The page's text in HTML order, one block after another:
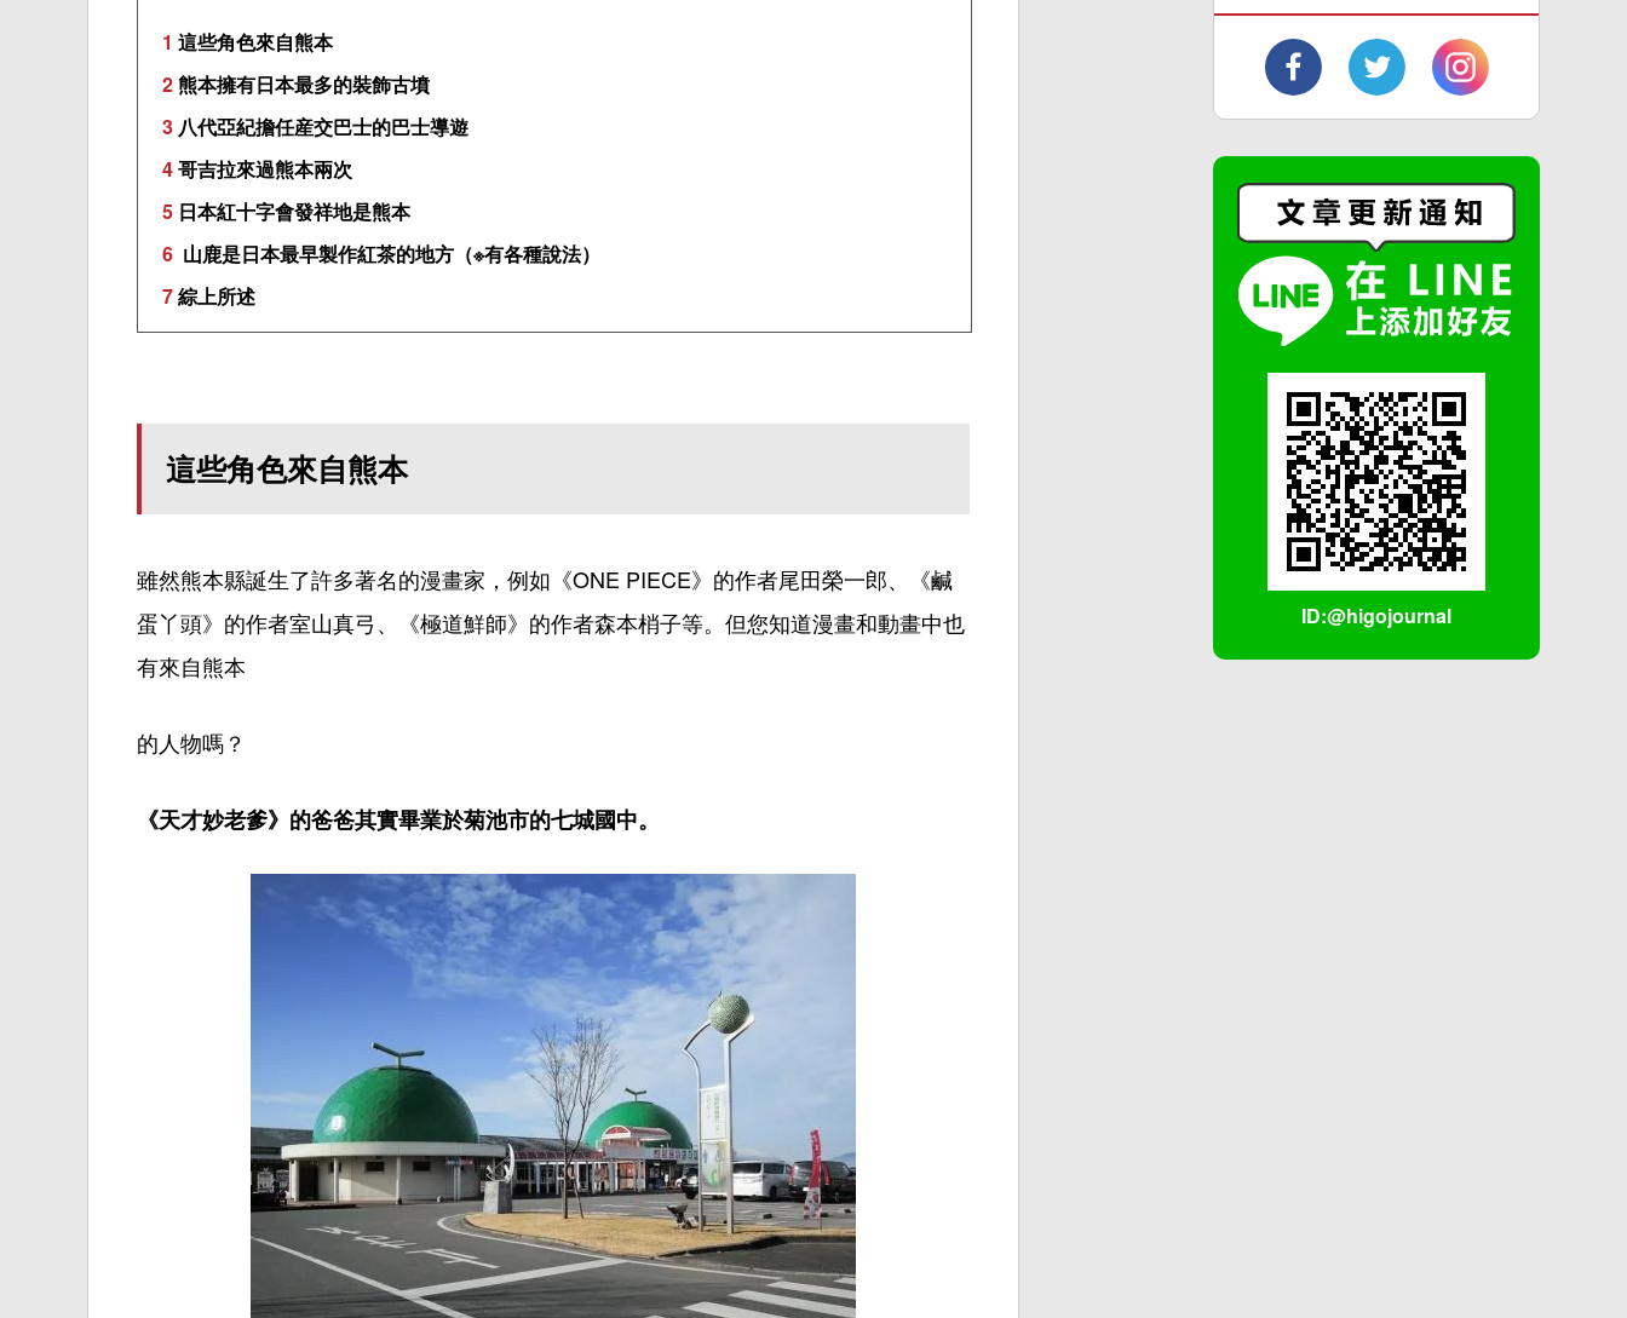
1 這些角色來自熊本
2熊本擁有日本最多的裝飾古墳
3 八代亞紀擔任産交巴士的巴士導遊
4哥吉拉來過熊本兩次
5 日本紅十字會發祥地是熊本
6 山鹿是日本最早製作紅茶的地方（※有各種說法）
7綜上所述
這些角色來自熊本
雖然熊本縣誕生了許多著名的漫畫家，例如《ONE PIECE》的作者尾田榮一郎、《鹹
蛋丫頭》的作者室山真弓、《極道鮮師》的作者森本梢子等。 但您知道漫畫和動畫中也
有來自熊本
的人物嗎？
《天才妙老爹》的爸爸其實畢業於菊池市的七城國中。
ID:@higojournal